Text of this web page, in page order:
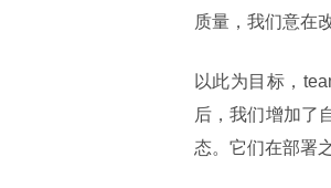
质量，我们意在
以此为目标，
后，我们增加了
态。它们在部署